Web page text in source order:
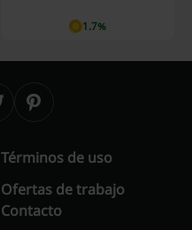
1.7%
Términos de uso
Ofertas de trabajo
Contacto